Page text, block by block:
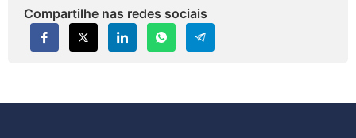
Compartilhe nas redes sociais